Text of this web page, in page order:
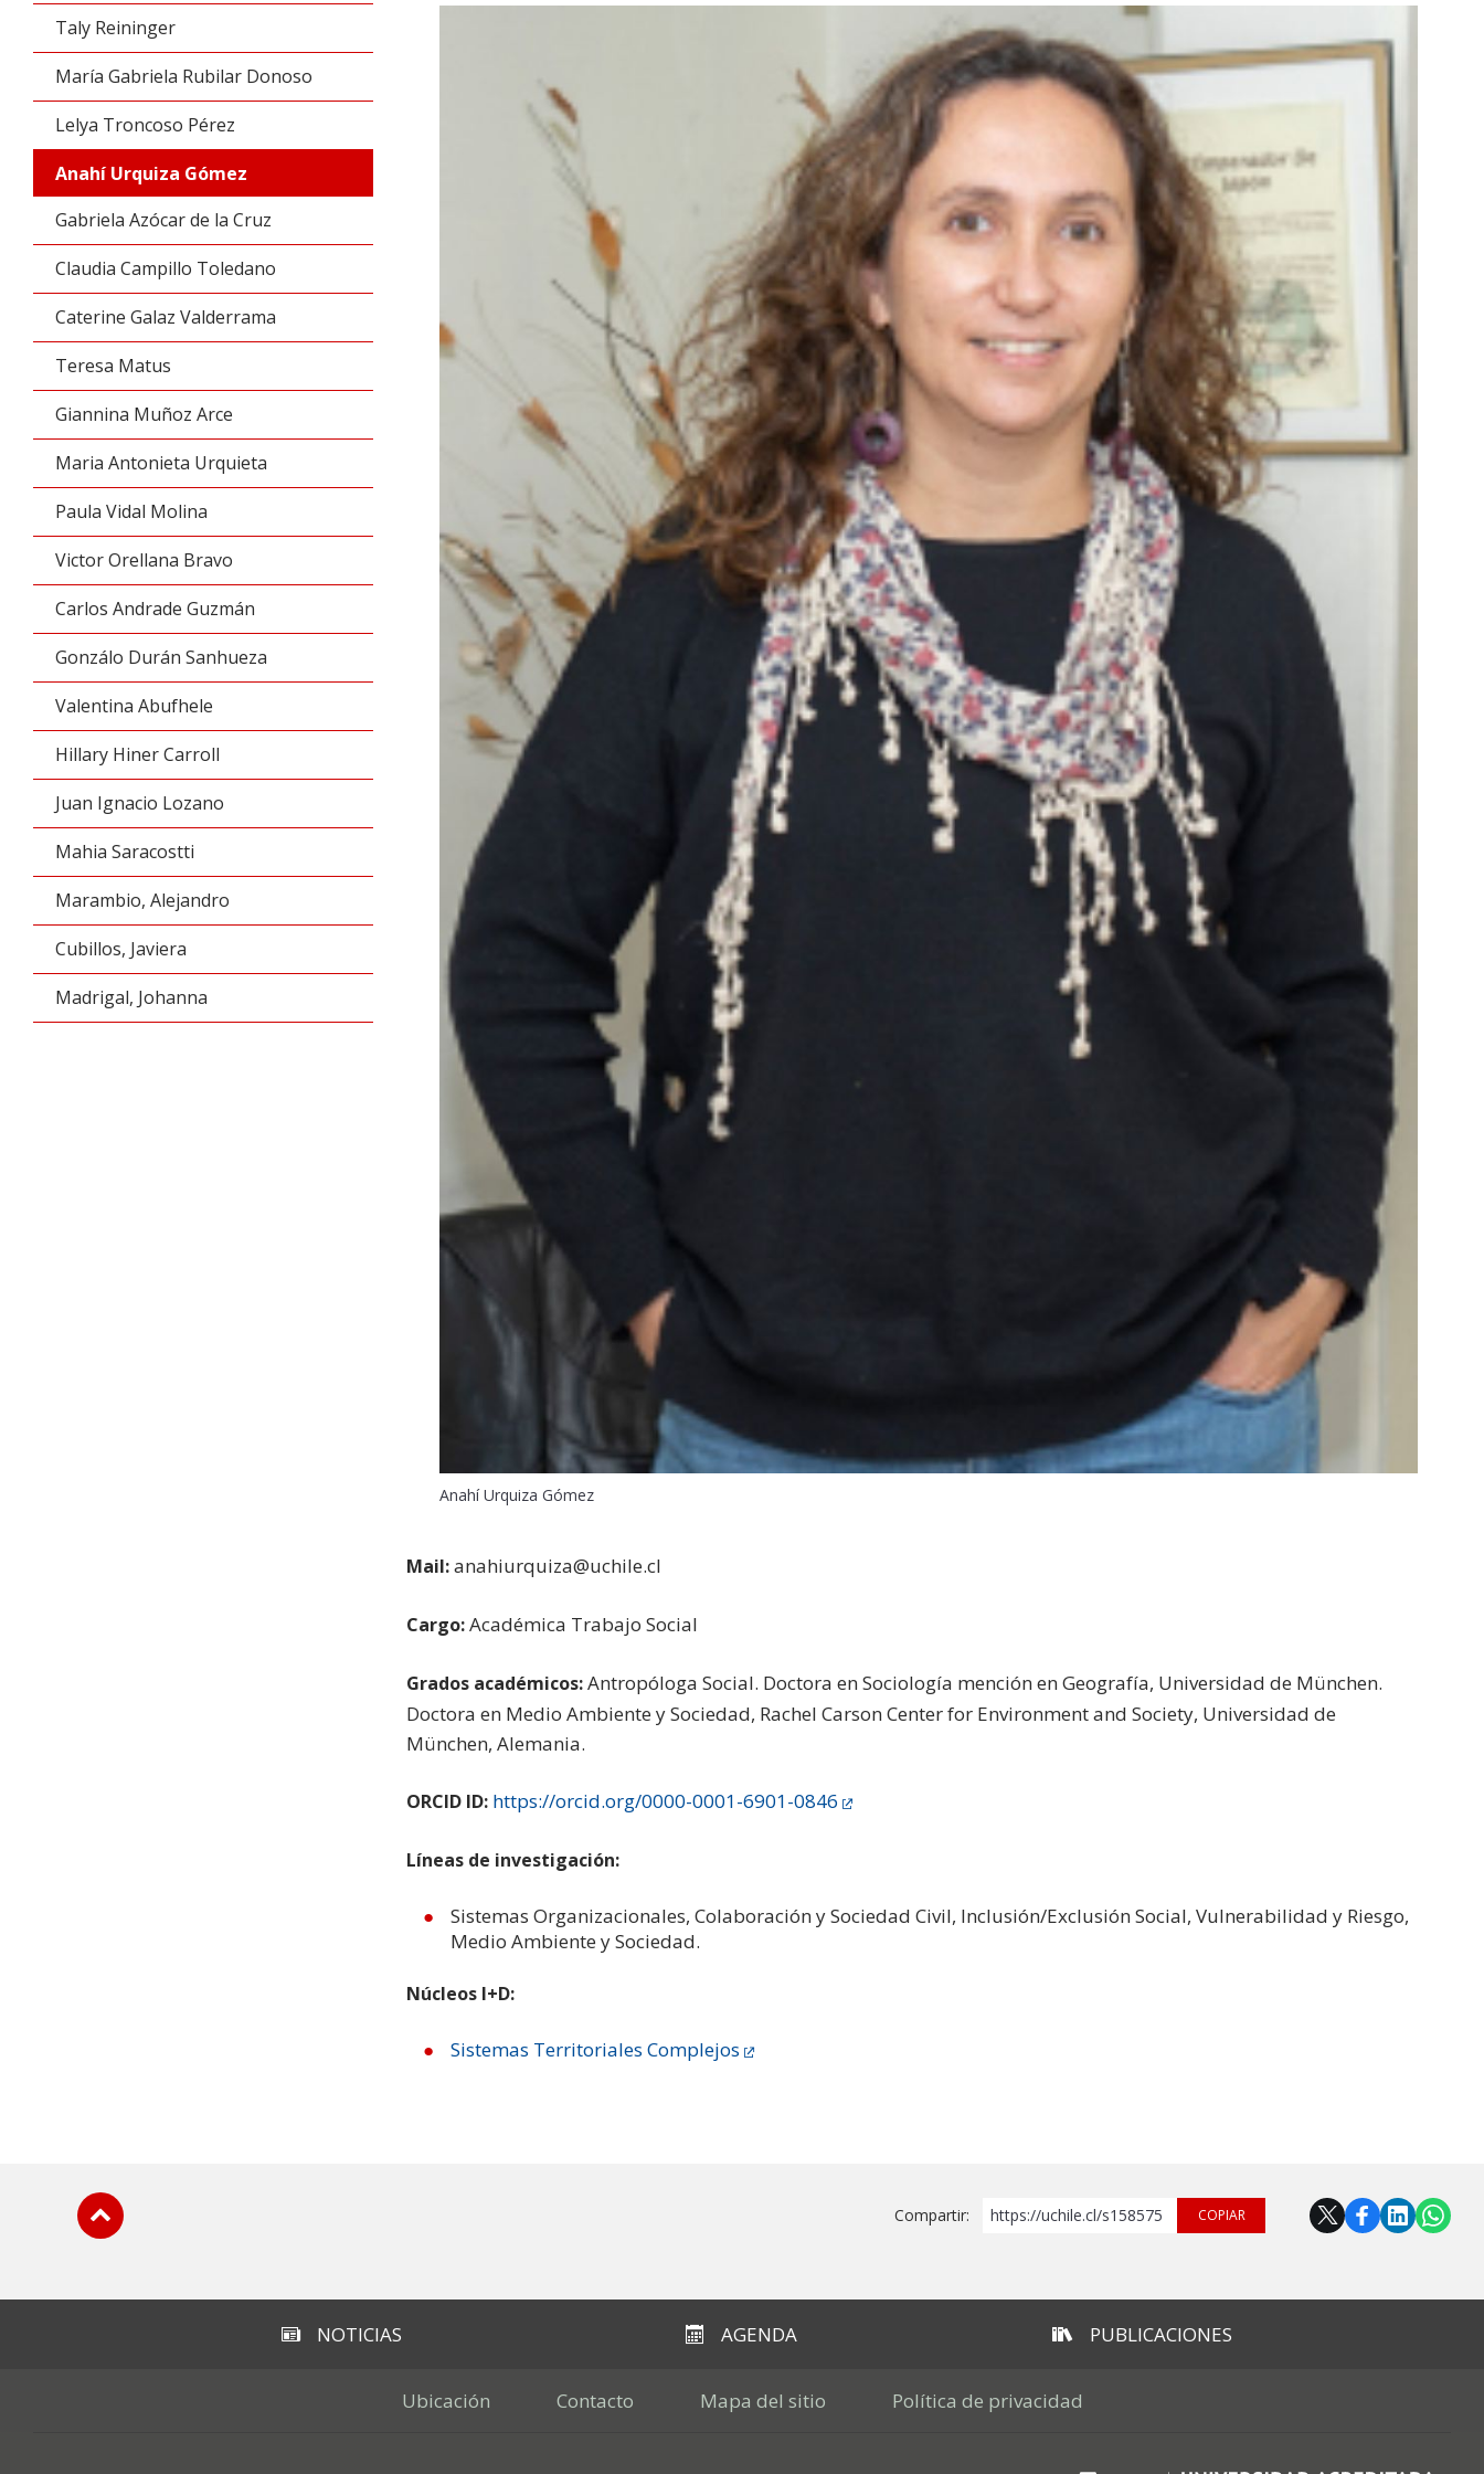
Taly Reininger
María Gabriela Rubilar Donoso
Lelya Troncoso Pérez
Anahí Urquiza Gómez
Gabriela Azócar de la Cruz
Claudia Campillo Toledano
Caterine Galaz Valderrama
Teresa Matus
Giannina Muñoz Arce
Maria Antonieta Urquieta
Paula Vidal Molina
Victor Orellana Bravo
Carlos Andrade Guzmán
Gonzálo Durán Sanhueza
Valentina Abufhele
Hillary Hiner Carroll
Juan Ignacio Lozano
Mahia Saracostti
Marambio, Alejandro
Cubillos, Javiera
Madrigal, Johanna
Anahí Urquiza Gómez
Mail:anahiurquiza@uchile.cl
Cargo:Académica Trabajo Social
Grados académicos:Antropóloga Social. Doctora en Sociología mención en Geografía, Universidad de München.
Doctora en Medio Ambiente y Sociedad, Rachel Carson Center for Environment and Society, Universidad de
München, Alemania.
ORCID ID: https://orcid.org/0000-0001-6901-0846
Líneas de investigación:
Sistemas Organizacionales, Colaboración y Sociedad Civil, Inclusión/Exclusión Social, Vulnerabilidad y Riesgo,
Medio Ambiente y Sociedad.
Núcleos I+D:
Sistemas Territoriales Complejos
Compartir: https://uchile.cl/s158575 COPIAR
NOTICIAS AGENDA PUBLICACIONES
Ubicación Contacto Mapa del sitio Política de privacidad